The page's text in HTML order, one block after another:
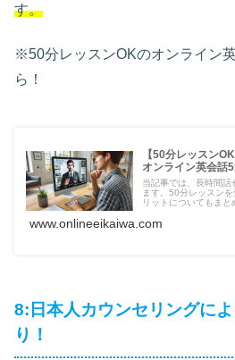
す。
※50分レッスンOKのオンライン
ら！
【50分レッスン
オンライン英会話5
当記事では、長時間話
ます。50分レッスン
リットについてもまと
www.onlineeikaiwa.com
8:日本人カウンセリングに
り！